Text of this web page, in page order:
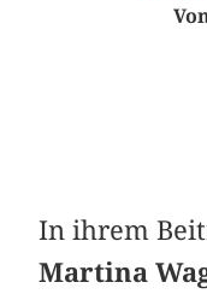
In ihrem
Martina